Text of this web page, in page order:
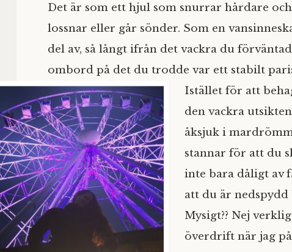
Det är som ett hjul som snurrar hårdare
lossnar eller går sönder. Som en
del av, så långt ifrån det vackra du
ombord på det du trodde var ett stabilt
Istället för att
den vackra
åksjuk i
stannar för att du
inte bara dåligt av
att du är nedspydd
Mysigt?? Nej
överdrift när jag